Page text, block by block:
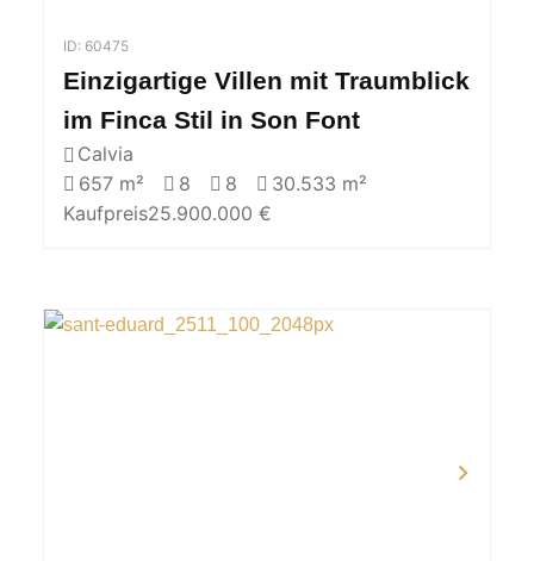
ID: 60475
Einzigartige Villen mit Traumblick
im Finca Stil in Son Font
Calvia
657 m²
8 8
30.533 m²
Kaufpreis25.900.000 €